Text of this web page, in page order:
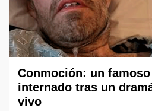
Conmoción: un
internado tras un
vivo